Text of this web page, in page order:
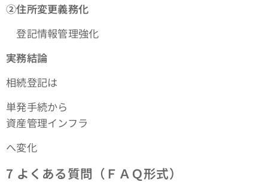
➁住所変更義務化
登記情報管理強化
実務結論
相続登記は
単発手続から
資産管理インフラ
へ変化
7 よくある質問（ＦＡＱ形式）